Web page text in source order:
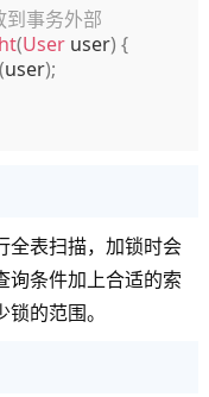
事务外部
(User user) {
user);
全表扫描，加锁时会
询条件加上合适的索
的范围。